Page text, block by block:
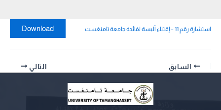
استشارة رقم 11 – إقتناء ألبسة لفائدة جامعة تامنغست Download
السابق التالي